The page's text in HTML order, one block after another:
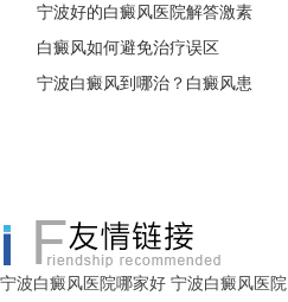
宁波好的白癜风医院解答激素
白癜风如何避免治疗误区
宁波白癜风到哪治？白癜风患
宁波白癜风医院哪家好 宁波白癜风医院